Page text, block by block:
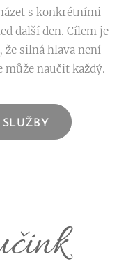
s konkrétními
další den. Cílem je
že silná hlava není
naučit každý.